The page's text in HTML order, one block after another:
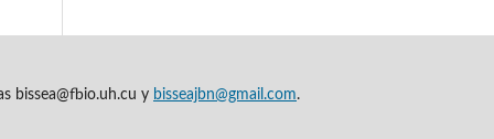
bissea@fbio.uh.cu y bisseajbn@gmail.com.